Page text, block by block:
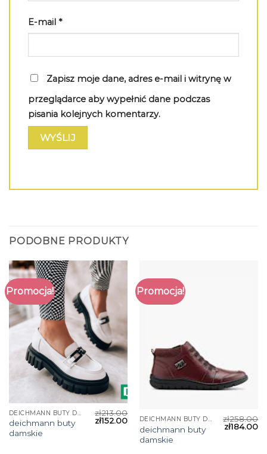
E-mail *
Zapisz moje dane, adres e-mail i witrynę w
przeglądarce aby wypełnić dane podczas
pisania kolejnych komentarzy.
PODOBNE PRODUKTY
Promocja!
deichmann buty
damskie
zł213.00
zł152.00
Promocja!
DEICHMANN BUTY DAMSKIE
deichmann buty
damskie
zł258.00
zł184.00